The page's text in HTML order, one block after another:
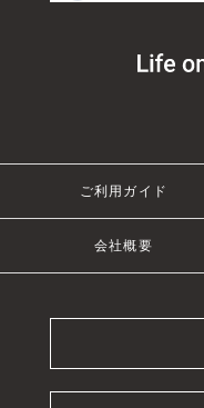
ご利用ガイド
会社概要